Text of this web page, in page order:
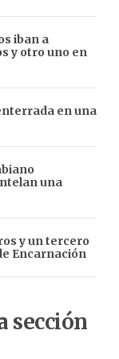
iban a
y otro uno en
en una
una
y un tercero
Encarnación
sección